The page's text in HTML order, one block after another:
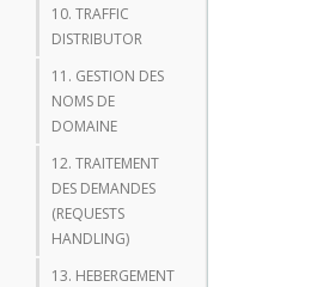
10. TRAFFIC
DISTRIBUTOR
11. GESTION DES
NOMS DE
DOMAINE
12. TRAITEMENT
DES DEMANDES
(REQUESTS
HANDLING)
13. HEBERGEMENT